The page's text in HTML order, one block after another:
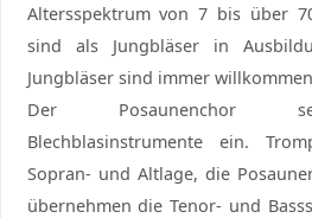
Altersspektrum von 7 bis über
sind als Jungbläser in
Jungbläser sind immer
Der Posaunenchor
Blechblasinstrumente ein.
Sopran- und Altlage, die
übernehmen die Tenor- und